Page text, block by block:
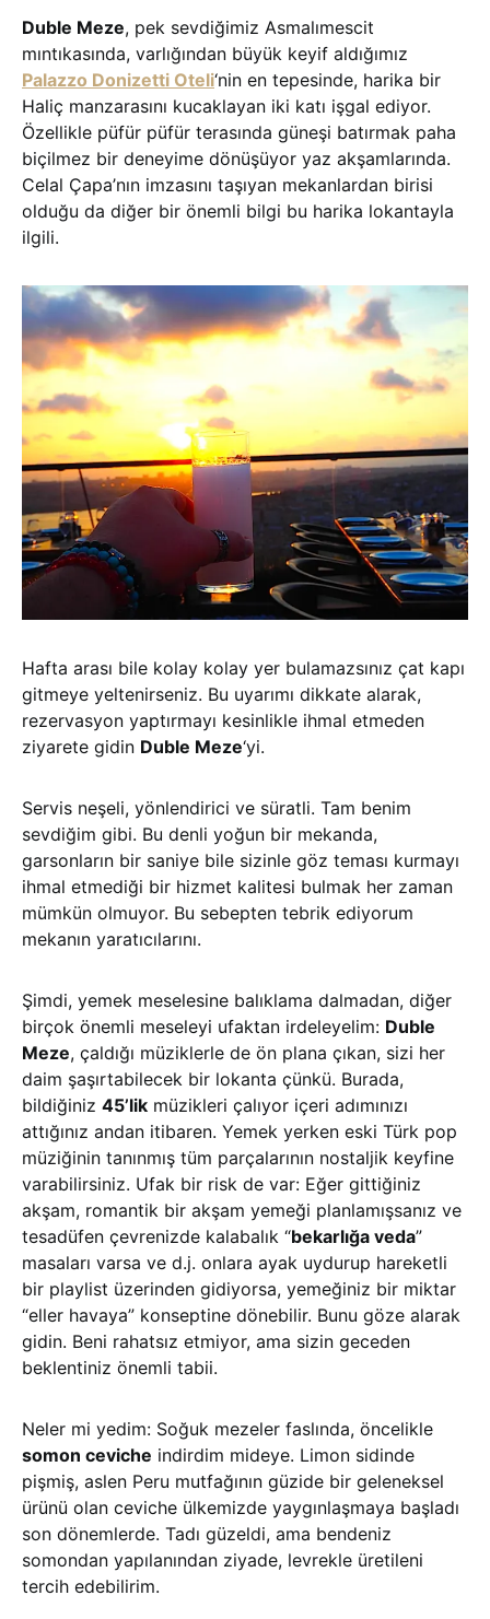
Duble Meze, pek sevdiğimiz Asmalımescit
mıntıkasında, varlığından büyük keyif aldığımız
Palazzo Donizetti Oteli‘nin en tepesinde, harika bir
Haliç manzarasını kucaklayan iki katı işgal ediyor.
Özellikle püfür püfür terasında güneşi batırmak paha
biçilmez bir deneyime dönüşüyor yaz akşamlarında.
Celal Çapa’nın imzasını taşıyan mekanlardan birisi
olduğu da diğer bir önemli bilgi bu harika lokantayla
ilgili.
Hafta arası bile kolay kolay yer bulamazsınız çat kapı
gitmeye yeltenirseniz. Bu uyarımı dikkate alarak,
rezervasyon yaptırmayı kesinlikle ihmal etmeden
ziyarete gidin Duble Meze‘yi.
Servis neşeli, yönlendirici ve süratli. Tam benim
sevdiğim gibi. Bu denli yoğun bir mekanda,
garsonların bir saniye bile sizinle göz teması kurmayı
ihmal etmediği bir hizmet kalitesi bulmak her zaman
mümkün olmuyor. Bu sebepten tebrik ediyorum
mekanın yaratıcılarını.
Şimdi, yemek meselesine balıklama dalmadan, diğer
birçok önemli meseleyi ufaktan irdeleyelim: Duble
Meze, çaldığı müziklerle de ön plana çıkan, sizi her
daim şaşırtabilecek bir lokanta çünkü. Burada,
bildiğiniz 45’lik müzikleri çalıyor içeri adımınızı
attığınız andan itibaren. Yemek yerken eski Türk pop
müziğinin tanınmış tüm parçalarının nostaljik keyfine
varabilirsiniz. Ufak bir risk de var: Eğer gittiğiniz
akşam, romantik bir akşam yemeği planlamışsanız ve
tesadüfen çevrenizde kalabalık “bekarlığa veda”
masaları varsa ve d.j. onlara ayak uydurup hareketli
bir playlist üzerinden gidiyorsa, yemeğiniz bir miktar
“eller havaya” konseptine dönebilir. Bunu göze alarak
gidin. Beni rahatsız etmiyor, ama sizin geceden
beklentiniz önemli tabii.
Neler mi yedim: Soğuk mezeler faslında, öncelikle
somon ceviche indirdim mideye. Limon sidinde
pişmiş, aslen Peru mutfağının güzide bir geleneksel
ürünü olan ceviche ülkemizde yaygınlaşmaya başladı
son dönemlerde. Tadı güzeldi, ama bendeniz
somondan yapılanından ziyade, levrekle üretileni
tercih edebilirim.